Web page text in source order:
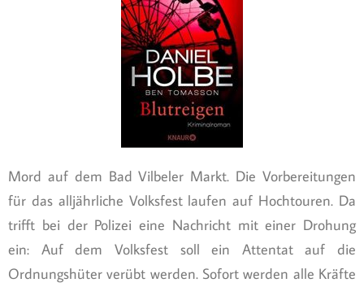
Mord auf dem Bad Vilbeler Markt. Die Vorbereitungen
für das alljährliche Volksfest laufen auf Hochtouren. Da
trifft bei der Polizei eine Nachricht mit einer Drohung
ein: Auf dem Volksfest soll ein Attentat auf die
Ordnungshüter verübt werden. Sofort werden alle Kräfte